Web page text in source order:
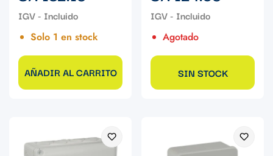
regular
Solo 1 en stock
AÑADIR AL CARRITO
regular
Agotado
SIN STOCK